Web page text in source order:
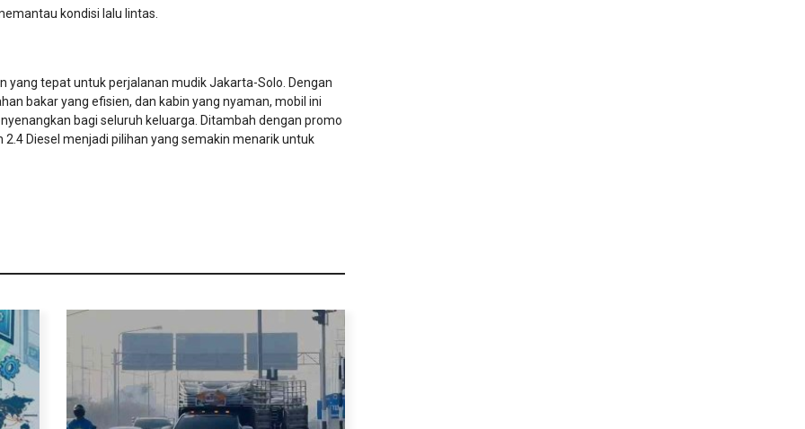
kondisi lalu lintas.
yang tepat untuk perjalanan mudik Jakarta-Solo. Dengan
bakar yang efisien, dan kabin yang nyaman, mobil ini
bagi seluruh keluarga. Ditambah dengan promo
Diesel menjadi pilihan yang semakin menarik untuk